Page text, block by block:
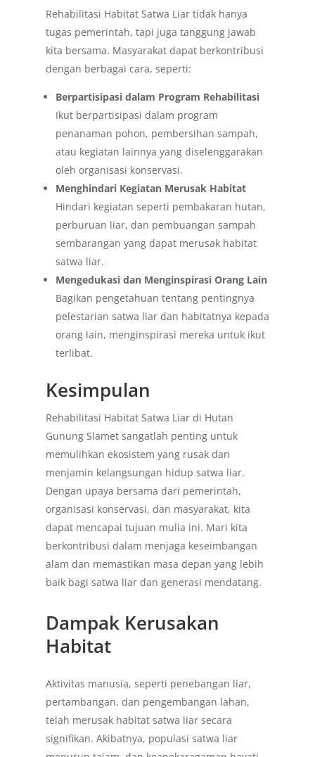
Rehabilitasi Habitat Satwa Liar tidak hanya
tugas pemerintah, tapi juga tanggung jawab
kita bersama. Masyarakat dapat berkontribusi
dengan berbagai cara, seperti:
Berpartisipasi dalam Program Rehabilitasi
Ikut berpartisipasi dalam program
penanaman pohon, pembersihan sampah,
atau kegiatan lainnya yang diselenggarakan
oleh organisasi konservasi.
Menghindari Kegiatan Merusak Habitat
Hindari kegiatan seperti pembakaran hutan,
perburuan liar, dan pembuangan sampah
sembarangan yang dapat merusak habitat
satwa liar.
Mengedukasi dan Menginspirasi Orang Lain
Bagikan pengetahuan tentang pentingnya
pelestarian satwa liar dan habitatnya kepada
orang lain, menginspirasi mereka untuk ikut
terlibat.
Kesimpulan
Rehabilitasi Habitat Satwa Liar di Hutan
Gunung Slamet sangatlah penting untuk
memulihkan ekosistem yang rusak dan
menjamin kelangsungan hidup satwa liar.
Dengan upaya bersama dari pemerintah,
organisasi konservasi, dan masyarakat, kita
dapat mencapai tujuan mulia ini. Mari kita
berkontribusi dalam menjaga keseimbangan
alam dan memastikan masa depan yang lebih
baik bagi satwa liar dan generasi mendatang.
Dampak Kerusakan
Habitat
Aktivitas manusia, seperti penebangan liar,
pertambangan, dan pengembangan lahan,
telah merusak habitat satwa liar secara
signifikan. Akibatnya, populasi satwa liar